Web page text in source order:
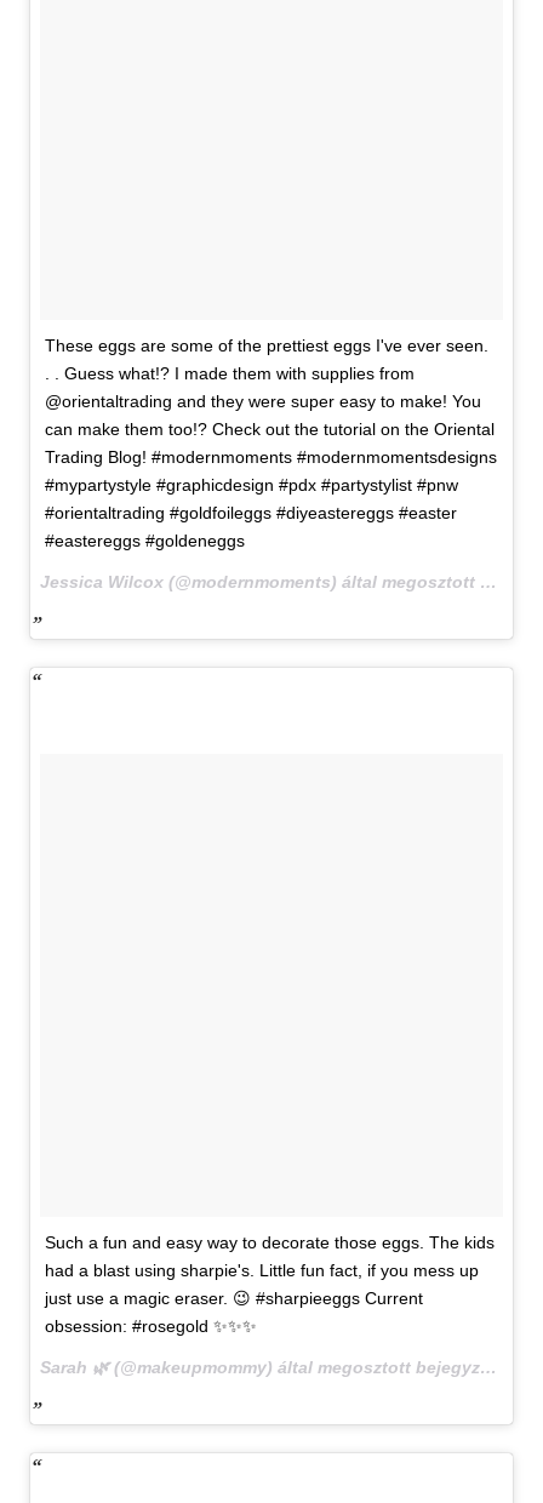
These eggs are some of the prettiest eggs I've ever seen.
. . Guess what!? I made them with supplies from
@orientaltrading and they were super easy to make! You
can make them too!? Check out the tutorial on the Oriental
Trading Blog! #modernmoments #modernmomentsdesigns
#mypartystyle #graphicdesign #pdx #partystylist #pnw
#orientaltrading #goldfoileggs #diyeastereggs #easter
#eastereggs #goldeneggs
Jessica Wilcox (@modernmoments) által megosztott bejegyzés,
Such a fun and easy way to decorate those eggs. The kids
had a blast using sharpie's. Little fun fact, if you mess up
just use a magic eraser. 😉 #sharpieeggs Current
obsession: #rosegold ✨✨✨
Sarah 🌿 (@makeupmommy) által megosztott bejegyzés,